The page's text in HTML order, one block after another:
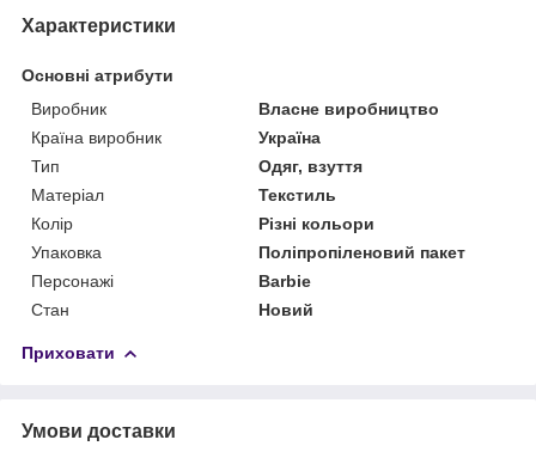
Характеристики
Основні атрибути
Виробник
Власне виробництво
Країна виробник
Україна
Тип
Одяг, взуття
Матеріал
Текстиль
Колір
Різні кольори
Упаковка
Поліпропіленовий пакет
Персонажі
Barbie
Стан
Новий
Приховати
Умови доставки